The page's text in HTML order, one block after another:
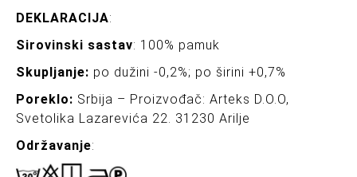
DEKLARACIJA:
Sirovinski sastav: 100% pamuk
Skupljanje: po dužini -0,2%; po širini +0,7%
Poreklo: Srbija – Proizvođač: Arteks D.O.O,
Svetolika Lazarevića 22. 31230 Arilje
Održavanje: